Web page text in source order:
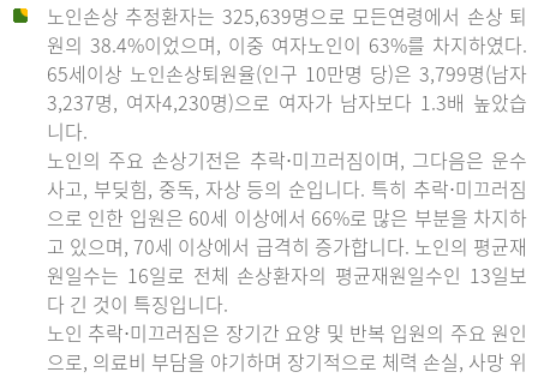
노인손상 추정환자는 325,639명으로 모든연령에서 손상 퇴
원의 38.4%이었으며, 이중 여자노인이 63%를 차지하였다.
65세이상 노인손상퇴원율(인구 10만명 당)은 3,799명(남자
3,237명, 여자4,230명)으로 여자가 남자보다 1.3배 높았습
니다.
노인의 주요 손상기전은 추락⋅미끄러짐이며, 그다음은 운수
사고, 부딪힘, 중독, 자상 등의 순입니다. 특히 추락⋅미끄러짐
으로 인한 입원은 60세 이상에서 66%로 많은 부분을 차지하
고 있으며, 70세 이상에서 급격히 증가합니다. 노인의 평균재
원일수는 16일로 전체 손상환자의 평균재원일수인 13일보
다 긴 것이 특징입니다.
노인 추락⋅미끄러짐은 장기간 요양 및 반복 입원의 주요 원인
으로, 의료비 부담을 야기하며 장기적으로 체력 손실, 사망 위